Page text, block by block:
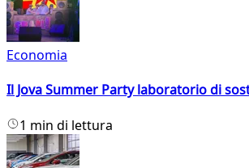
Economia
Il Jova Summer Party laboratorio di
1 min di lettura